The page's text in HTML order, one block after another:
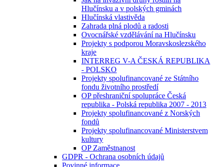
Hlučínsku a v polských gminách
Hlučínská vlastivěda
Zahrada plná plodů a radosti
Ovocnářské vzdělávání na Hlučínsku
Projekty s podporou Moravskoslezského
kraje
INTERREG V-A ČESKÁ REPUBLIKA
- POLSKO
Projekty spolufinancované ze Státního
fondu životního prostředí
OP přeshraniční spolupráce Česká
republika - Polská republika 2007 - 2013
Projekty spolufinancované z Norských
fondů
Projekty spolufinancované Ministerstvem
kultury
OP Zaměstnanost
GDPR - Ochrana osobních údajů
Povinné informace